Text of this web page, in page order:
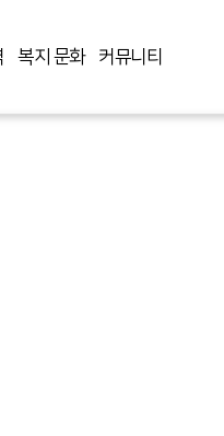
복지 문화 커뮤니티